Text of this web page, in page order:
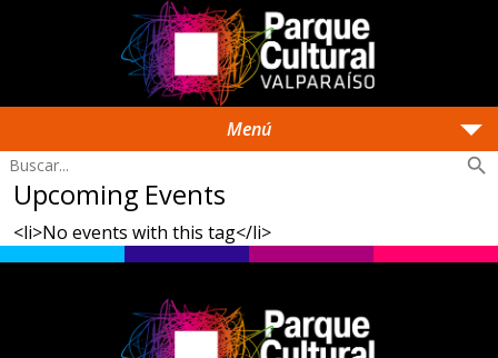
Menú arrow_drop_down
search
Upcoming Events
<li>No events with this tag</li>